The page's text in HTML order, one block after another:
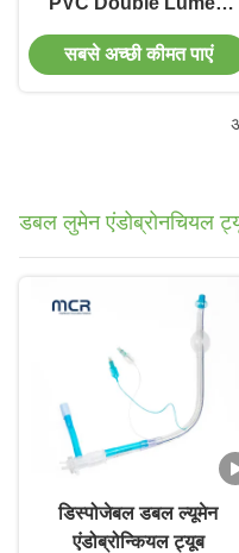
Endobronchial
Blocker Tube for One-
सबसे अच्छी कीमत पाएं
डबल लुमेन एंडोब्रोनचियल
डिस्पोजेबल डबल ल्यूमेन
एंडोब्रोन्कियल ट्यूब